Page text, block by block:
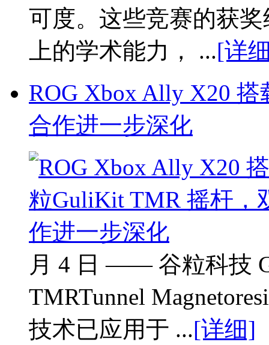
可度。这些竞赛的获
上的学术能力， ...[详
ROG Xbox Ally X20
合作进一步深化
月 4 日 —— 谷粒科技
TMRTunnel
技术已应用于 ...[详细]